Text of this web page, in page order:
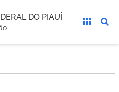
DO PIAUÍ